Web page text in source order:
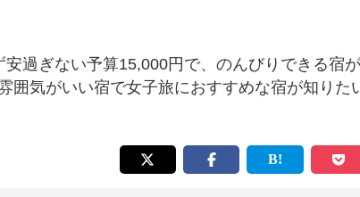
過ぎない予算15,000円で、のんびりできる宿が
囲気がいい宿で女子旅におすすめな宿が知りた